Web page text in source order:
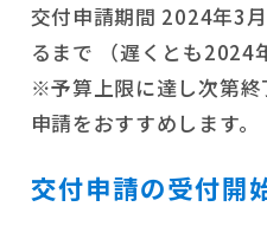
交付申請期間 2024年3
るまで （遅くとも2024
※予算上限に達し次第終
申請をおすすめします。
交付申請の受付開